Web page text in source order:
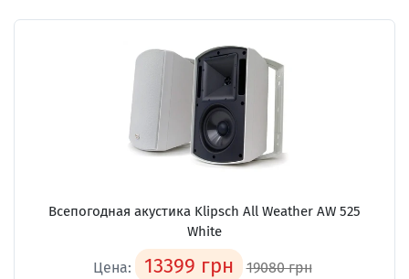
Всепогодная акустика Klipsch All Weather AW 525
White
Цена: 13399 грн 19080 грн